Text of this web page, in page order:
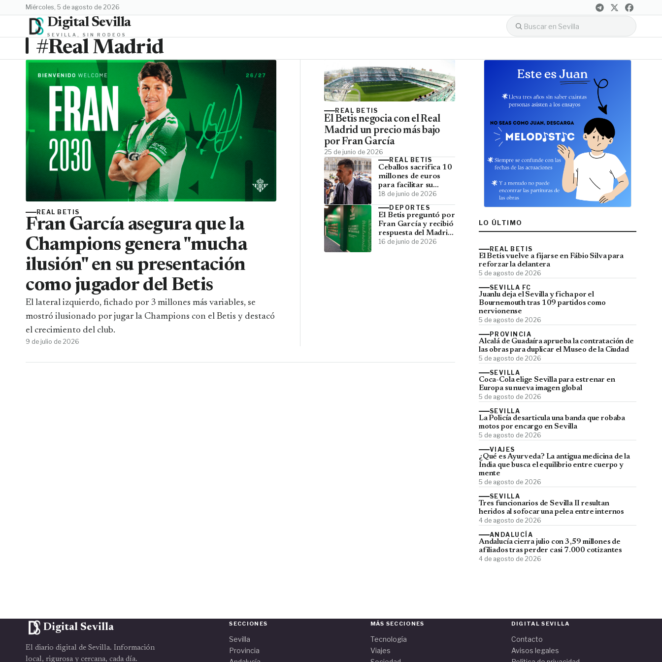
miércoles, 5 de agosto de 2026
Digital Sevilla
SEVILLA, SIN RODEOS
#Real Madrid
REAL BETIS
Fran García asegura que la
Champions genera "mucha
ilusión" en su presentación
como jugador del Betis
El lateral izquierdo, fichado por 3 millones más variables, se
mostró ilusionado por jugar la Champions con el Betis y destacó
el crecimiento del club.
9 de julio de 2026
REAL BETIS
El Betis negocia con el Real
Madrid un precio más bajo
por Fran García
25 de junio de 2026
REAL BETIS
Ceballos sacrifica 10
millones de euros
para facilitar su
vuelta al Betis
18 de junio de 2026
DEPORTES
El Betis preguntó por
Fran García y recibió
respuesta del Madrid
y su entorno
16 de junio de 2026
LO ÚLTIMO
REAL BETIS
El Betis vuelve a fijarse en Fábio Silva para
reforzar la delantera
5 de agosto de 2026
SEVILLA FC
Juanlu deja el Sevilla y ficha por el
Bournemouth tras 109 partidos como
nervionense
5 de agosto de 2026
PROVINCIA
Alcalá de Guadaíra aprueba la contratación de
las obras para duplicar el Museo de la Ciudad
5 de agosto de 2026
SEVILLA
Coca-Cola elige Sevilla para estrenar en
Europa su nueva imagen global
5 de agosto de 2026
SEVILLA
La Policía desarticula una banda que robaba
motos por encargo en Sevilla
5 de agosto de 2026
VIAJES
¿Qué es Ayurveda? La antigua medicina de la
India que busca el equilibrio entre cuerpo y
mente
5 de agosto de 2026
SEVILLA
Tres funcionarios de Sevilla II resultan
heridos al sofocar una pelea entre internos
4 de agosto de 2026
ANDALUCÍA
Andalucía cierra julio con 3,59 millones de
afiliados tras perder casi 7.000 cotizantes
4 de agosto de 2026
Digital Sevilla
El diario digital de Sevilla. Información
local, rigurosa y cercana, cada día.
SECCIONES
Sevilla
Provincia
MÁS SECCIONES
Tecnología
Viajes
DIGITAL SEVILLA
Contacto
Avisos legales